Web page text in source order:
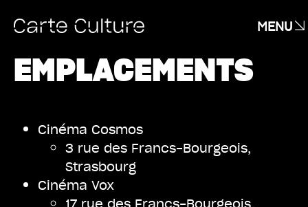
MENU
EMPLACEMENTS
Cinéma Cosmos
3 rue des Francs-Bourgeois,
Strasbourg
Cinéma Vox
17 rue des Francs-Bourgeois,